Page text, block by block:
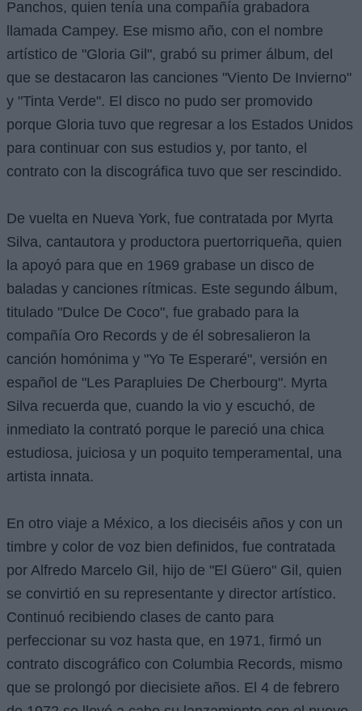
Panchos, quien tenía una compañía grabadora
llamada Campey. Ese mismo año, con el nombre
artístico de "Gloria Gil", grabó su primer álbum, del
que se destacaron las canciones "Viento De Invierno"
y "Tinta Verde". El disco no pudo ser promovido
porque Gloria tuvo que regresar a los Estados Unidos
para continuar con sus estudios y, por tanto, el
contrato con la discográfica tuvo que ser rescindido.
De vuelta en Nueva York, fue contratada por Myrta
Silva, cantautora y productora puertorriqueña, quien
la apoyó para que en 1969 grabase un disco de
baladas y canciones rítmicas. Este segundo álbum,
titulado "Dulce De Coco", fue grabado para la
compañía Oro Records y de él sobresalieron la
canción homónima y "Yo Te Esperaré", versión en
español de "Les Parapluies De Cherbourg". Myrta
Silva recuerda que, cuando la vio y escuchó, de
inmediato la contrató porque le pareció una chica
estudiosa, juiciosa y un poquito temperamental, una
artista innata.
En otro viaje a México, a los dieciséis años y con un
timbre y color de voz bien definidos, fue contratada
por Alfredo Marcelo Gil, hijo de "El Güero" Gil, quien
se convirtió en su representante y director artístico.
Continuó recibiendo clases de canto para
perfeccionar su voz hasta que, en 1971, firmó un
contrato discográfico con Columbia Records, mismo
que se prolongó por diecisiete años. El 4 de febrero